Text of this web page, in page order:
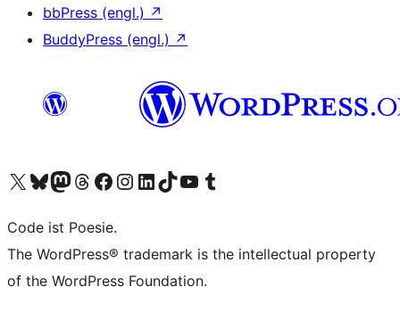
bbPress (engl.) ↗
BuddyPress (engl.) ↗
Unser X-Konto (früher Twitter) besuchen
Unser Bluesky-Konto besuchen
Unser Mastodon-Konto besuchen
Unser Threads-Konto besuchen
Unsere Facebook-Seite besuchen
Unser Instagram-Konto besuchen
Unser LinkedIn-Konto besuchen
Unser TikTok-Konto besuchen
Unseren YouTube-Kanal besuchen
Unser Tumblr-Konto besuchen
Code ist Poesie.
The WordPress® trademark is the intellectual property
of the WordPress Foundation.